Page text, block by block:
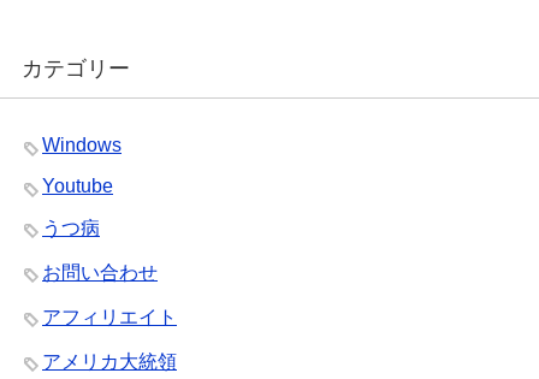
カテゴリー
Windows
Youtube
うつ病
お問い合わせ
アフィリエイト
アメリカ大統領